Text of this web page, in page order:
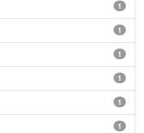
1
1
1
1
1
1